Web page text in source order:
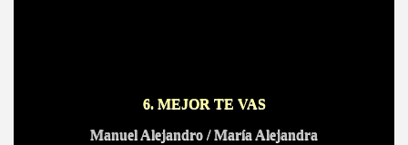
6. MEJOR TE VAS
Manuel Alejandro / María Alejandra